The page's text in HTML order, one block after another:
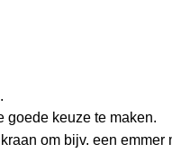
goede keuze te maken.
om bijv. een